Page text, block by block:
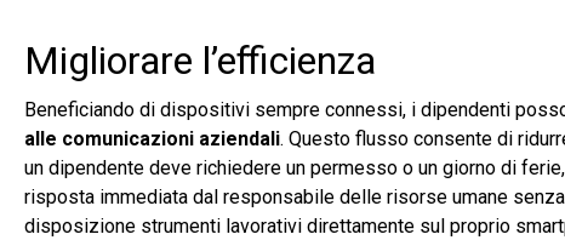
Migliorare l’efficienza
Beneficiando di dispositivi sempre connessi, i dipendenti
alle comunicazioni aziendali. Questo flusso consente di
un dipendente deve richiedere un permesso o un giorno di
risposta immediata dal responsabile delle risorse umane
disposizione strumenti lavorativi direttamente sul proprio